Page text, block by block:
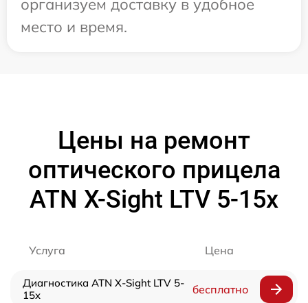
организуем доставку в удобное
место и время.
Цены на ремонт
оптического прицела
ATN X-Sight LTV 5-15x
Услуга Цена
Диагностика ATN X-Sight LTV 5-
15x
бесплатно